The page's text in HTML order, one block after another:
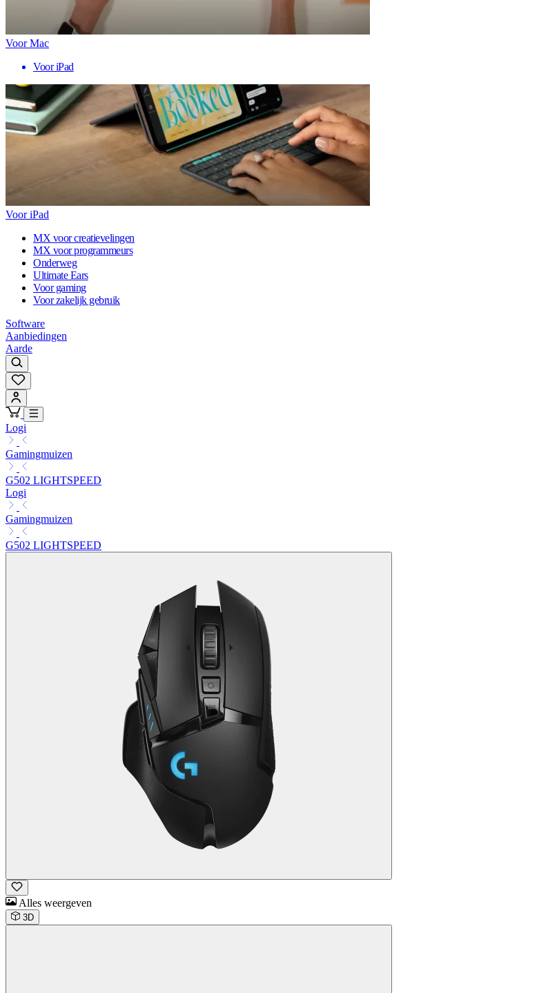
Voor Mac
Voor iPad
Voor iPad
MX voor creatievelingen
MX voor programmeurs
Onderweg
Ultimate Ears
Voor gaming
Voor zakelijk gebruik
Software
Aanbiedingen
Aarde
Logi
Gamingmuizen
G502 LIGHTSPEED
Logi
Gamingmuizen
G502 LIGHTSPEED
Alles weergeven
3D